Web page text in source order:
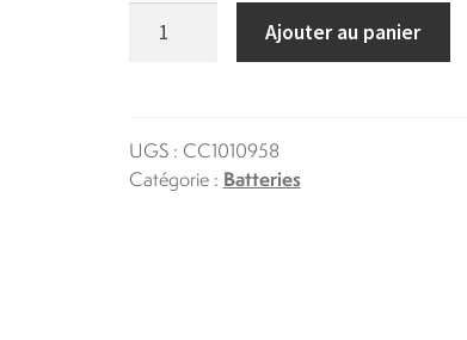
quantité
batterie
8''
Ajouter au panier
UGS : CC1010958
Catégorie : Batteries